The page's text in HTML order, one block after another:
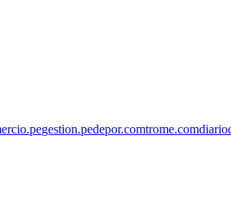
gestion.pedepor.comtrome.com